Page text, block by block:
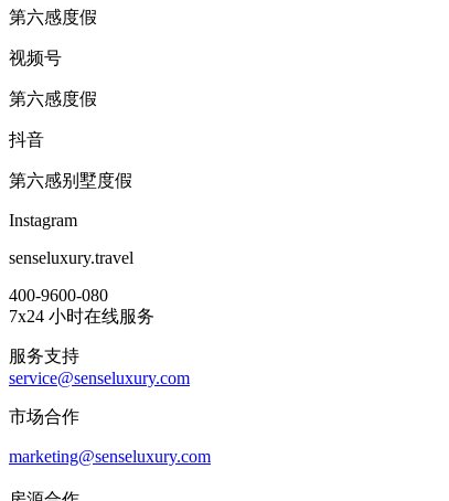
第六感度假
视频号
第六感度假
抖音
第六感别墅度假
Instagram
senseluxury.travel
400-9600-080
7x24 小时在线服务
服务支持
service@senseluxury.com
市场合作
marketing@senseluxury.com